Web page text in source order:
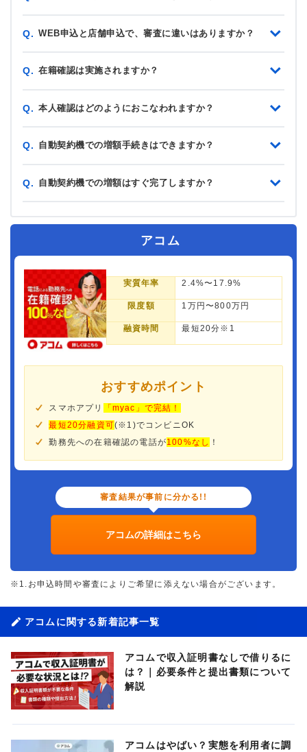
Q. WEB申込と店舗申込で、審査に違いはありますか？
Q. 在籍確認は実施されますか？
Q. 本人確認はどのようにおこなわれますか？
Q. 自動契約機での増額手続きはできますか？
Q. 自動契約機での増額はすぐ完了しますか？
アコム
実質年率 2.4%〜17.9%
限度額 1万円〜800万円
融資時間 最短20分※1
おすすめポイント
スマホアプリ
「myac」で完結！
最短20分融資可(※1)でコンビニOK
勤務先への在籍確認の電話が100%なし ！
審査結果が事前に分かる!!
アコムの詳細はこちら
※1.お申込時間や審査によりご希望に添えない場合がございます。
アコムに関する新着記事一覧
アコムで収入証明書なしで借りるに
は？｜必要条件と提出書類について
解説
アコムはやばい？実態を利用者に調